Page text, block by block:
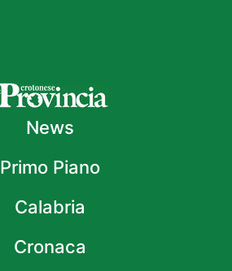
News
Primo Piano
Calabria
Cronaca